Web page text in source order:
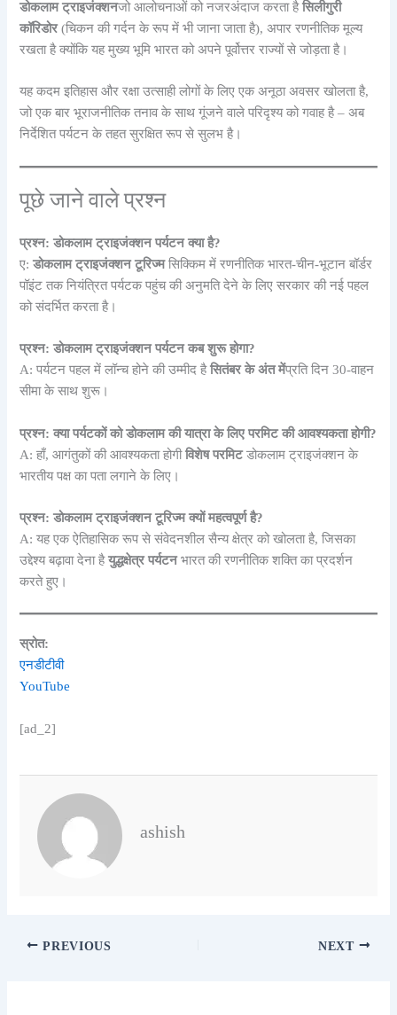
डोकलाम ट्राइजंक्शनजो आलोचनाओं को नजरअंदाज करता हैसिलीगुरी
कॉरिडोर(चिकन की गर्दन के रूप में भी जाना जाता है), अपार रणनीतिक मूल्य
रखता है क्योंकि यह मुख्य भूमि भारत को अपने पूर्वोत्तर राज्यों से जोड़ता है।
यह कदम इतिहास और रक्षा उत्साही लोगों के लिए एक अनूठा अवसर खोलता है,
जो एक बार भूराजनीतिक तनाव के साथ गूंजने वाले परिदृश्य को गवाह है – अब
निर्देशित पर्यटन के तहत सुरक्षित रूप से सुलभ है।
पूछे जाने वाले प्रश्न
प्रश्न: डोकलाम ट्राइजंक्शन पर्यटन क्या है?
ए:डोकलाम ट्राइजंक्शन टूरिज्मसिक्किम में रणनीतिक भारत-चीन-भूटान बॉर्डर
पॉइंट तक नियंत्रित पर्यटक पहुंच की अनुमति देने के लिए सरकार की नई पहल
को संदर्भित करता है।
प्रश्न: डोकलाम ट्राइजंक्शन पर्यटन कब शुरू होगा?
A: पर्यटन पहल में लॉन्च होने की उम्मीद हैसितंबर के अंत मेंप्रति दिन 30-वाहन
सीमा के साथ शुरू।
प्रश्न: क्या पर्यटकों को डोकलाम की यात्रा के लिए परमिट की आवश्यकता होगी?
A: हाँ, आगंतुकों की आवश्यकता होगीविशेष परमिटडोकलाम ट्राइजंक्शन के
भारतीय पक्ष का पता लगाने के लिए।
प्रश्न: डोकलाम ट्राइजंक्शन टूरिज्म क्यों महत्वपूर्ण है?
A: यह एक ऐतिहासिक रूप से संवेदनशील सैन्य क्षेत्र को खोलता है, जिसका
उद्देश्य बढ़ावा देना हैयुद्धक्षेत्र पर्यटनभारत की रणनीतिक शक्ति का प्रदर्शन
करते हुए।
स्रोत:
एनडीटीवी
YouTube
[ad_2]
ashish
PREVIOUS NEXT